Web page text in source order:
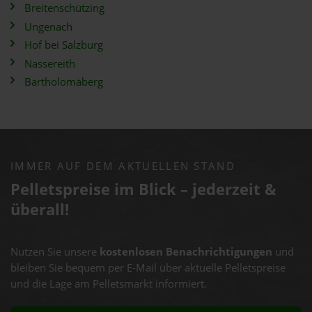
Breitenschützing
Ungenach
Hof bei Salzburg
Nassereith
Bartholomäberg
IMMER AUF DEM AKTUELLEN STAND
Pelletspreise im Blick – jederzeit &
überall!
Nutzen Sie unsere kostenlosen Benachrichtigungen und
bleiben Sie bequem per E-Mail über aktuelle Pelletspreise
und die Lage am Pelletsmarkt informiert.